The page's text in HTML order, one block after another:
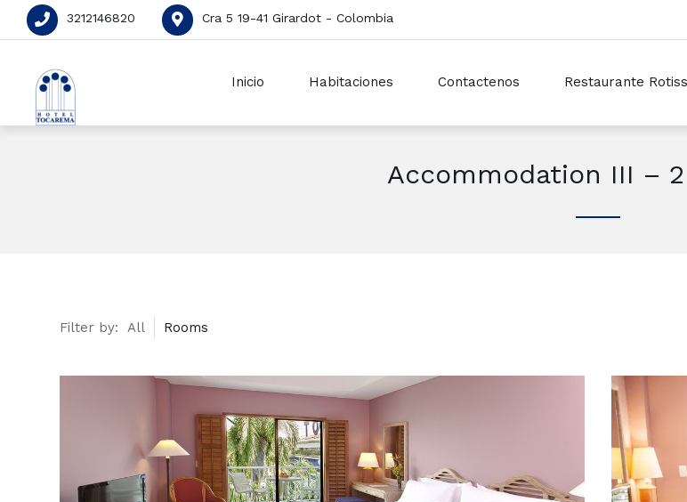
3212146820 Cra 5 19-41 Girardot - Colombia
Inicio Habitaciones Contactenos Restaurante
Accommodation III –
Filter by: All Rooms